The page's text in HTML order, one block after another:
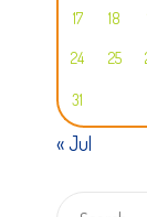
17 18
24 25
31
« Jul